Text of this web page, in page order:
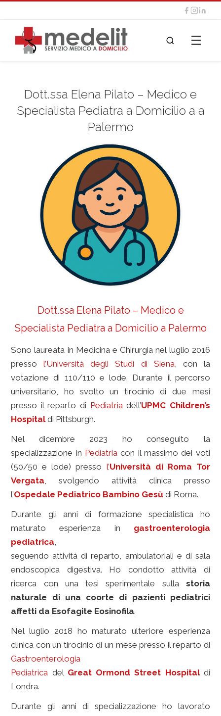
☰
Dott.ssa Elena Pilato – Medico e
Specialista Pediatra a Domicilio a a
Palermo
Dott.ssa Elena Pilato – Medico e
Specialista Pediatra a Domicilio a Palermo
Sono laureata in Medicina e Chirurgia nel luglio 2016
pressol’Università degli Studi di Siena, con la
votazione di 110/110 e lode. Durante il percorso
universitario, ho svolto un tirocinio di due mesi
presso il reparto di Pediatriadell’UPMC Children’s
Hospitaldi Pittsburgh.
Nel dicembre 2023 ho conseguito la
specializzazione in Pediatriacon il massimo dei voti
(50/50 e lode) presso l’Università di Roma Tor
Vergata, svolgendo attività clinica presso
l’Ospedale Pediatrico Bambino Gesù di Roma.
Durante gli anni di formazione specialistica ho
maturato esperienza in gastroenterologia
pediatrica,
seguendo attività di reparto, ambulatoriali e di sala
endoscopica digestiva. Ho condotto attività di
ricerca con una tesi sperimentale sulla storia
naturale di una coorte di pazienti pediatrici
affetti da Esofagite Eosinofila.
Nel luglio 2018 ho maturato ulteriore esperienza
clinica con un tirocinio di un mese presso il reparto di
Gastroenterologia
Pediatrica del Great Ormond Street Hospitaldi
Londra.
Durante gli anni di specializzazione ho lavorato